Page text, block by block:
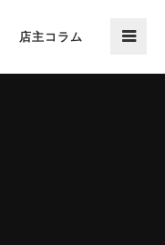
店主コラム